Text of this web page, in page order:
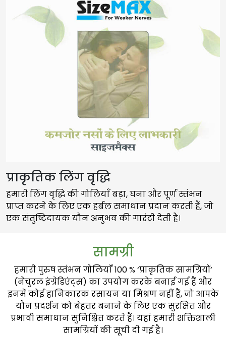
प्राकृतिक लिंग वृद्धि
हमारी लिंग वृद्धि की गोलियाँ बड़ा, घना और पूर्ण स्तंभन
प्राप्त करने के लिए एक हर्बल समाधान प्रदान करती हैं, जो
एक संतुष्टिदायक यौन अनुभव की गारंटी देती है।
सामग्री
हमारी पुरुष स्तंभन गोलियाँ 100 % ‘प्राकृतिक सामग्रियों’
(नेचुरल इंग्रेडिएंट्स) का उपयोग करके बनाई गई हैं और
इनमें कोई हानिकारक रसायन या मिश्रण नहीं हैं, जो आपके
यौन प्रदर्शन को बेहतर बनाने के लिए एक सुरक्षित और
प्रभावी समाधान सुनिश्चित करते हैं। यहां हमारी शक्तिशाली
सामग्रियों की सूची दी गई है।